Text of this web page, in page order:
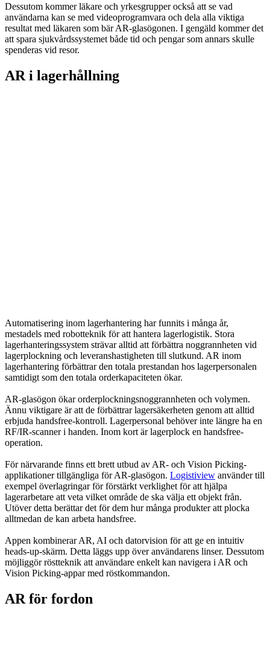
Dessutom kommer läkare och yrkesgrupper också att se vad
användarna kan se med videoprogramvara och dela alla viktiga
resultat med läkaren som bär AR-glasögonen. I gengäld kommer det
att spara sjukvårdssystemet både tid och pengar som annars skulle
spenderas vid resor.
AR i lagerhållning
Automatisering inom lagerhantering har funnits i många år,
mestadels med robotteknik för att hantera lagerlogistik. Stora
lagerhanteringssystem strävar alltid att förbättra noggrannheten vid
lagerplockning och leveranshastigheten till slutkund. AR inom
lagerhantering förbättrar den totala prestandan hos lagerpersonalen
samtidigt som den totala orderkapaciteten ökar.
AR-glasögon ökar orderplockningsnoggrannheten och volymen.
Ännu viktigare är att de förbättrar lagersäkerheten genom att alltid
erbjuda handsfree-kontroll. Lagerpersonal behöver inte längre ha en
RF/IR-scanner i handen. Inom kort är lagerplock en handsfree-
operation.
För närvarande finns ett brett utbud av AR- och Vision Picking-
applikationer tillgängliga för AR-glasögon. Logistiview använder till
exempel överlagringar för förstärkt verklighet för att hjälpa
lagerarbetare att veta vilket område de ska välja ett objekt från.
Utöver detta berättar det för dem hur många produkter att plocka
alltmedan de kan arbeta handsfree.
Appen kombinerar AR, AI och datorvision för att ge en intuitiv
heads-up-skärm. Detta läggs upp över användarens linser. Dessutom
möjliggör röstteknik att användare enkelt kan navigera i AR och
Vision Picking-appar med röstkommandon.
AR för fordon